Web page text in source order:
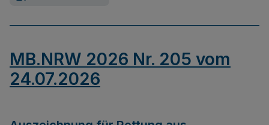
MB.NRW 2026 Nr. 205 vom
24.07.2026